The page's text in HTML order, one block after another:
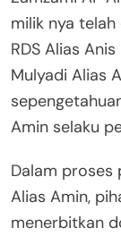
milik nya
RDS Alias
Mulyadi Alias
Amin selaku
Dalam proses
Alias Amin,
menerbitkan